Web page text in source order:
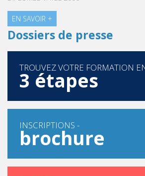
EN SAVOIR +
Dossiers de presse
TROUVEZ VOTRE FORMATION
3 étapes
INSCRIPTIONS -
brochure